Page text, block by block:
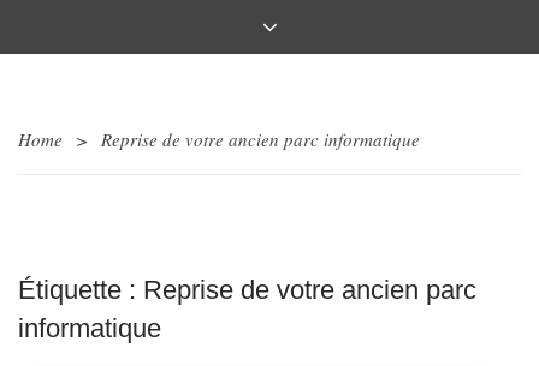
Home > Reprise de votre ancien parc informatique
Étiquette : Reprise de votre ancien parc
informatique